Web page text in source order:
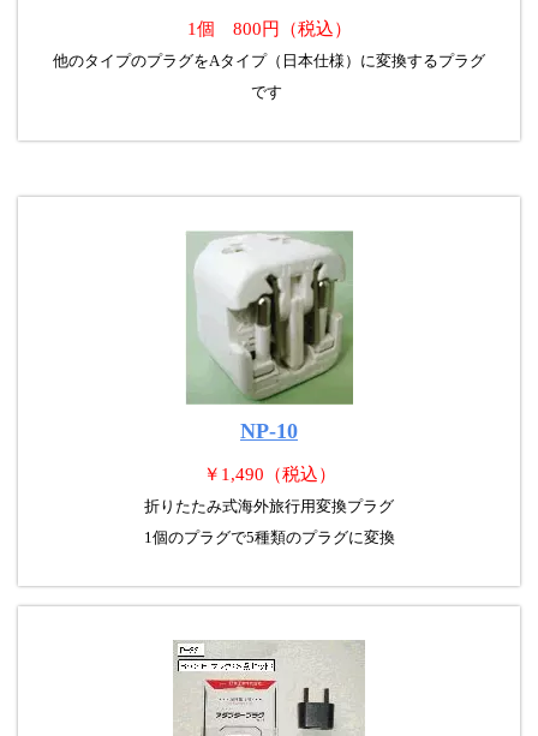
1個 800円（税込）
他のタイプのプラグをAタイプ（日本仕様）に変換するプラグ
です
NP-10
￥1,490（税込）
折りたたみ式海外旅行用変換プラグ
1個のプラグで5種類のプラグに変換